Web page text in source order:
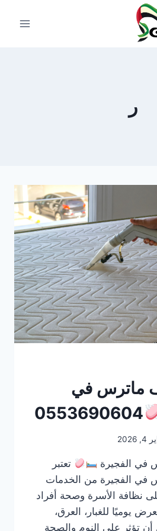
ر
ماترس في
0553690604
في الفجيرة
تعتبر
في الفجيرة من الخدمات
نظافة الأسرة وصحة أفراد
يوميًا للغبار، العرق،
أن تؤثر على النوم والصحة